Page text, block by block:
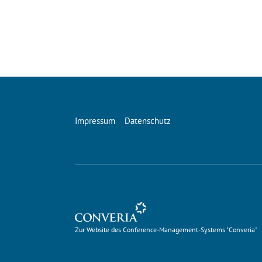
Impressum Datenschutz
Zur Website des Conference-Management-Systems
Zur Website des Conference-Management-Systems "Converia"